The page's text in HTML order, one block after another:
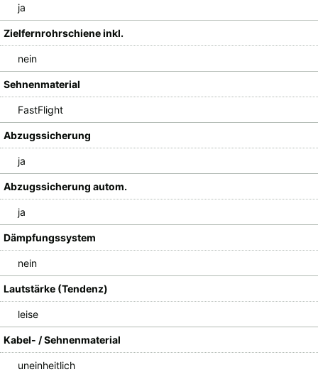
ja
Zielfernrohrschiene inkl.
nein
Sehnenmaterial
FastFlight
Abzugssicherung
ja
Abzugssicherung autom.
ja
Dämpfungssystem
nein
Lautstärke (Tendenz)
leise
Kabel- / Sehnenmaterial
uneinheitlich